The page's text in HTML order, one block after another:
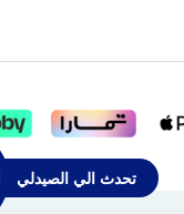
تحدث الي الصيدلي